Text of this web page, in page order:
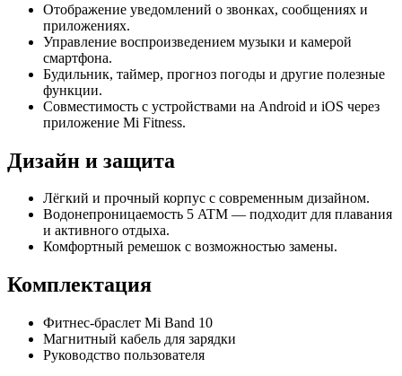
Отображение уведомлений о звонках, сообщениях и
приложениях.
Управление воспроизведением музыки и камерой
смартфона.
Будильник, таймер, прогноз погоды и другие полезные
функции.
Совместимость с устройствами на Android и iOS через
приложение Mi Fitness.
Дизайн и защита
Лёгкий и прочный корпус с современным дизайном.
Водонепроницаемость 5 ATM — подходит для плавания
и активного отдыха.
Комфортный ремешок с возможностью замены.
Комплектация
Фитнес-браслет Mi Band 10
Магнитный кабель для зарядки
Руководство пользователя